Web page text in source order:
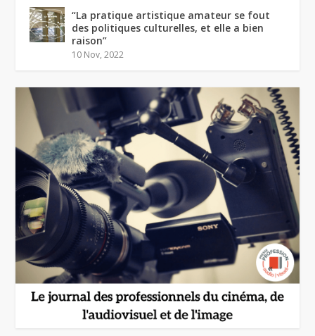
“La pratique artistique amateur se fout
des politiques culturelles, et elle a bien
raison”
10 Nov, 2022